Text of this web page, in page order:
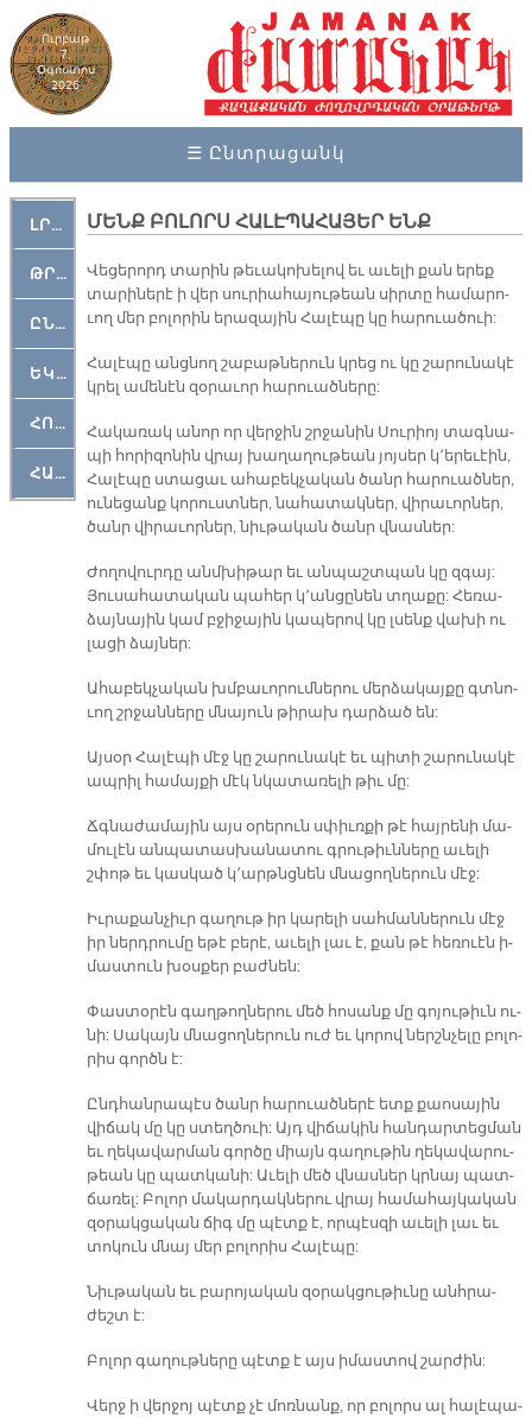
Ուրբաթ
7,
Օգոստոս
2026
☰ Ընտրացանկ
ԼՐԱՀՈՍ
ԹՐՔԱՀԱՅ ԿԵԱՆՔ
ԸՆԿԵՐԱՄՇԱԿՈՒԹԱՅԻՆ
ԵԿԵՂԵՑԱԿԱՆ
ՀՈԳԵՄՏԱՒՈՐ
ՀԱՐԹԱԿ
ՄԵՆՔ ԲՈԼՈՐՍ ՀԱԼԷՊԱՀԱՅԵՐ ԵՆՔ
Վե­ցե­րորդ տա­րին թե­ւա­կո­խե­լով եւ ա­ւե­լի քան ե­րեք
տա­րի­նե­րէ ի վեր սու­րիա­հա­յու­թեան սիր­տը հա­մա­րո­
ւող մեր բո­լո­րին ե­րա­զա­յին Հա­լէ­պը կը հա­րո­ւա­ծո­ւի:
Հա­լէ­պը անց­նող շա­բաթ­նե­րուն կրեց ու կը շա­րու­նա­կէ
կրել ա­մե­նէն զօ­րա­ւոր հա­րո­ւած­նե­րը:
Հա­կա­ռակ ա­նոր որ վեր­ջին շրջա­նին Սու­րիոյ տագ­նա­
պի հո­րի­զո­նին վրայ խա­ղա­ղու­թեան յոյ­սեր կ՚ե­րե­ւէին,
Հա­լէ­պը ստա­ցաւ ա­հա­բեկ­չա­կան ծանր հա­րո­ւած­ներ,
ու­նե­ցանք կո­րուստ­ներ, նա­հա­տակ­ներ, վի­րա­ւոր­ներ,
ծանր վի­րա­ւոր­ներ, նիւ­թա­կան ծանր վնաս­ներ:
Ժո­ղո­վուր­դը անմ­խի­թար եւ ան­պաշտ­պան կը զգայ:
Յու­սա­հա­տա­կան պա­հեր կ՚ան­ցը­նեն տղա­քը: Հե­ռա­
ձայ­նա­յին կամ բջի­ջա­յին կա­պե­րով կը լսենք վա­խի ու
լա­ցի ձայ­ներ:
Ա­հա­բեկ­չա­կան խմբա­ւո­րում­նե­րու մեր­ձա­կայ­քը գտնո­
ւող շրջան­նե­րը մնա­յուն թի­րախ դար­ձած են:
Այ­սօր Հա­լէ­պի մէջ կը շա­րու­նա­կէ եւ պի­տի շա­րու­նա­կէ
ապ­րիլ հա­մայ­քի մէկ նկա­տա­ռե­լի թիւ մը:
Ճգնա­ժա­մա­յին այս օ­րե­րուն սփիւռ­քի թէ հայ­րե­նի մա­
մու­լէն ան­պա­տաս­խա­նա­տու գրու­թիւն­նե­րը ա­ւե­լի
շփոթ եւ կաս­կած կ՚արթնց­նեն մնա­ցող­նե­րուն մէջ:
Իւ­րա­քան­չիւր գա­ղութ իր կա­րե­լի սահ­ման­նե­րուն մէջ
իր ներդ­րու­մը ե­թէ բե­րէ, ա­ւե­լի լաւ է, քան թէ հե­ռո­ւէն ի­
մաս­տուն խօս­քեր բաժ­նեն:
Փաս­տօ­րէն գաղ­թող­նե­րու մեծ հո­սանք մը գո­յու­թիւն ու­
նի: Սա­կայն մնա­ցող­նե­րուն ուժ եւ կո­րով ներշն­չե­լը բո­լո­
րիս գործն է:
Ընդ­հան­րա­պէս ծանր հա­րուած­նե­րէ ետք քաո­սա­յին
վի­ճակ մը կը ստեղ­ծուի: Այդ վի­ճա­կին հան­դար­տեց­ման
եւ ղե­կա­վար­ման գոր­ծը միայն գա­ղու­թին ղե­կա­վա­րու­
թեան կը պատ­կա­նի: Ա­ւե­լի մեծ վնաս­ներ կրնայ պատ­
ճա­ռել: Բո­լոր մա­կար­դակ­նե­րու վրայ հա­մա­հայ­կա­կան
զօ­րակ­ցա­կան ճիգ մը պէտք է, որ­պէս­զի ա­ւե­լի լաւ եւ
տո­կուն մնայ մեր բո­լո­րիս Հա­լէ­պը:
Նիւ­թա­կան եւ բա­րո­յա­կան զօ­րակ­ցու­թիւ­նը անհ­րա­
ժեշտ է:
Բո­լոր գա­ղութ­նե­րը պէտք է այս ի­մաս­տով շար­ժին:
Վերջ ի վեր­ջոյ պէտք չէ մոռ­նանք, որ բո­լորս ալ հա­լէ­պա­